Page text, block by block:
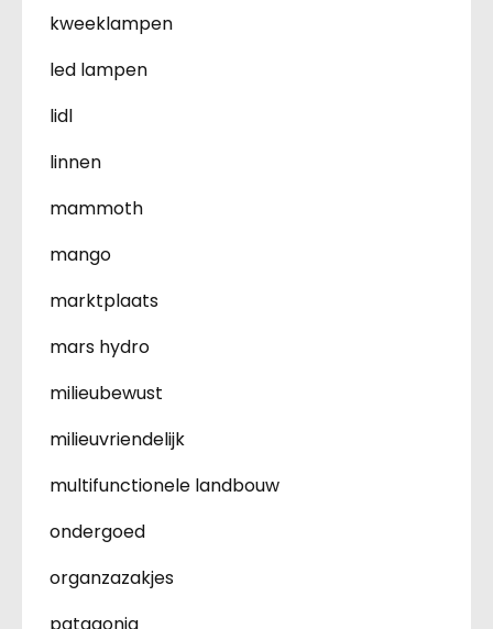
kweeklampen
led lampen
lidl
linnen
mammoth
mango
marktplaats
mars hydro
milieubewust
milieuvriendelijk
multifunctionele landbouw
ondergoed
organzazakjes
patagonia